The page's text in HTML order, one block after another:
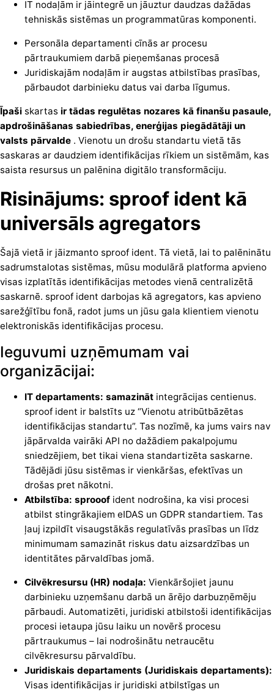
IT nodaļām ir jāintegrē un jāuztur daudzas dažādas
tehniskās sistēmas un programmatūras komponenti.
Personāla departamenti cīnās ar procesu
pārtraukumiem darbā pieņemšanas procesā
Juridiskajām nodaļām ir augstas atbilstības prasības,
pārbaudot darbinieku datus vai darba līgumus.
Īpaši skartas ir tādas regulētas nozares kā finanšu pasaule,
apdrošināšanas sabiedrības, enerģijas piegādātāji un
valsts pārvalde . Vienotu un drošu standartu vietā tās
saskaras ar daudziem identifikācijas rīkiem un sistēmām, kas
saista resursus un palēnina digitālo transformāciju.
Risinājums: sproof ident kā
universāls agregators
Šajā vietā ir jāizmanto sproof ident. Tā vietā, lai to palēninātu
sadrumstalotas sistēmas, mūsu modulārā platforma apvieno
visas izplatītās identifikācijas metodes vienā centralizētā
saskarnē. sproof ident darbojas kā agregators, kas apvieno
sarežģītību fonā, radot jums un jūsu gala klientiem vienotu
elektroniskās identifikācijas procesu.
Ieguvumi uzņēmumam vai
organizācijai:
IT departaments: samazināt integrācijas centienus.
sproof ident ir balstīts uz “Vienotu atribūtbāzētas
identifikācijas standartu”. Tas nozīmē, ka jums vairs nav
jāpārvalda vairāki API no dažādiem pakalpojumu
sniedzējiem, bet tikai viena standartizēta saskarne.
Tādējādi jūsu sistēmas ir vienkāršas, efektīvas un
drošas pret nākotni.
Atbilstība: sprooof ident nodrošina, ka visi procesi
atbilst stingrākajiem eIDAS un GDPR standartiem. Tas
ļauj izpildīt visaugstākās regulatīvās prasības un līdz
minimumam samazināt riskus datu aizsardzības un
identitātes pārvaldības jomā.
Cilvēkresursu (HR) nodaļa: Vienkāršojiet jaunu
darbinieku uzņemšanu darbā un ārējo darbuzņēmēju
pārbaudi. Automatizēti, juridiski atbilstoši identifikācijas
procesi ietaupa jūsu laiku un novērš procesu
pārtraukumus – lai nodrošinātu netraucētu
cilvēkresursu pārvaldību.
Juridiskais departaments (Juridiskais departaments):
Visas identifikācijas ir juridiski atbilstīgas un